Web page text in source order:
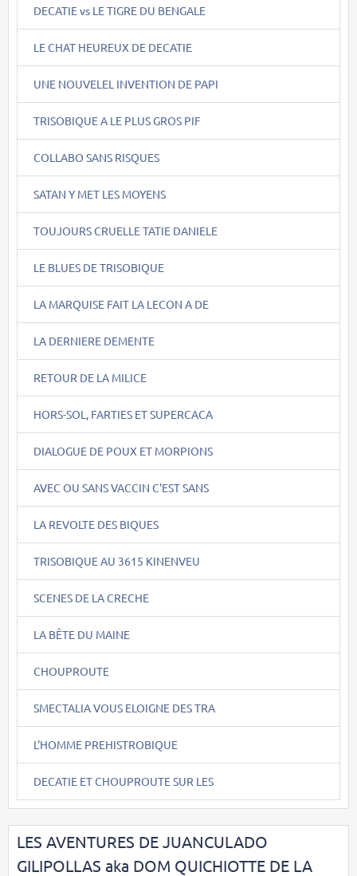
DECATIE vs LE TIGRE DU BENGALE
LE CHAT HEUREUX DE DECATIE
UNE NOUVELEL INVENTION DE PAPI
TRISOBIQUE A LE PLUS GROS PIF
COLLABO SANS RISQUES
SATAN Y MET LES MOYENS
TOUJOURS CRUELLE TATIE DANIELE
LE BLUES DE TRISOBIQUE
LA MARQUISE FAIT LA LECON A DE
LA DERNIERE DEMENTE
RETOUR DE LA MILICE
HORS-SOL, FARTIES ET SUPERCACA
DIALOGUE DE POUX ET MORPIONS
AVEC OU SANS VACCIN C'EST SANS
LA REVOLTE DES BIQUES
TRISOBIQUE AU 3615 KINENVEU
SCENES DE LA CRECHE
LA BÊTE DU MAINE
CHOUPROUTE
SMECTALIA VOUS ELOIGNE DES TRA
L'HOMME PREHISTROBIQUE
DECATIE ET CHOUPROUTE SUR LES
LES AVENTURES DE JUANCULADO
GILIPOLLAS aka DOM QUICHIOTTE DE LA